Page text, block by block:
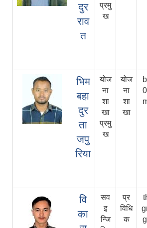
दुर
राव
त
प्रमु
ख
भिम
बहा
दुर
ता
जपु
रिया
योज
ना
शा
खा
प्रमु
ख
योज
ना
शा
खा
वि
का
सव
इ
न्जि
प्र
विधि
क